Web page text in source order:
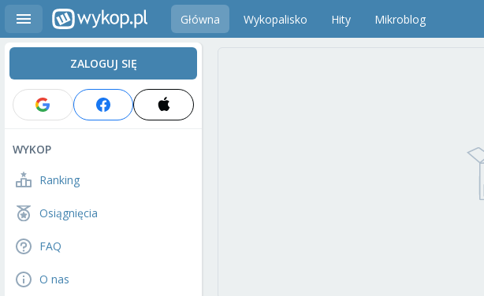
Główna Wykopalisko Hity Mikroblog
ZALOGUJ SIĘ
WYKOP
Ranking
Osiągnięcia
FAQ
O nas